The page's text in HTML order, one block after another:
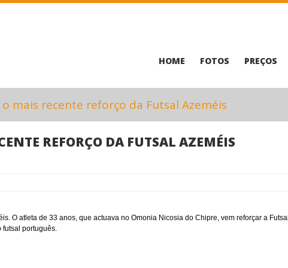
HOME FOTOS PREÇOS
mais recente reforço da Futsal Azeméis
REFORÇO DA FUTSAL AZEMÉIS
O atleta de 33 anos, que actuava no Omonia Nicosia do Chipre, vem reforçar a Futsal
futsal português.